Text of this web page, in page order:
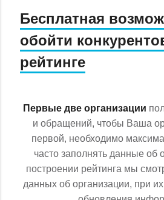
Бесплатная
обойти
рейтинге
Первые две организации
и обращений, чтобы Ваша
первой, необходимо
часто заполнять данные об
построении рейтинга мы
данных об организации, при